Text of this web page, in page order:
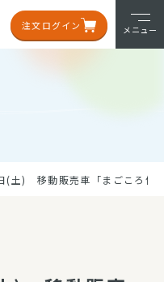
注文ログイン メニュー
(土) 移動販売車「まごころ便